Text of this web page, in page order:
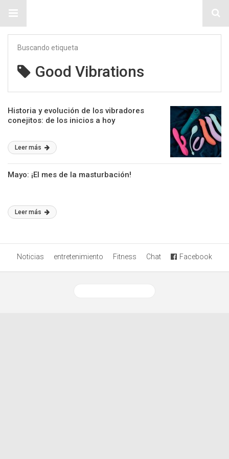
Buscando etiqueta
Good Vibrations
Historia y evolución de los vibradores
conejitos: de los inicios a hoy
Leer más
Mayo: ¡El mes de la masturbación!
Leer más
Noticias entretenimiento Fitness Chat Facebook